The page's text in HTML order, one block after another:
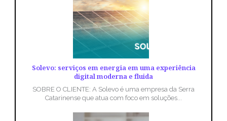
Solevo: serviços em energia em uma experiência
digital moderna e fluida
SOBRE O CLIENTE: A Solevo é uma empresa da Serra
Catarinense que atua com foco em soluções...